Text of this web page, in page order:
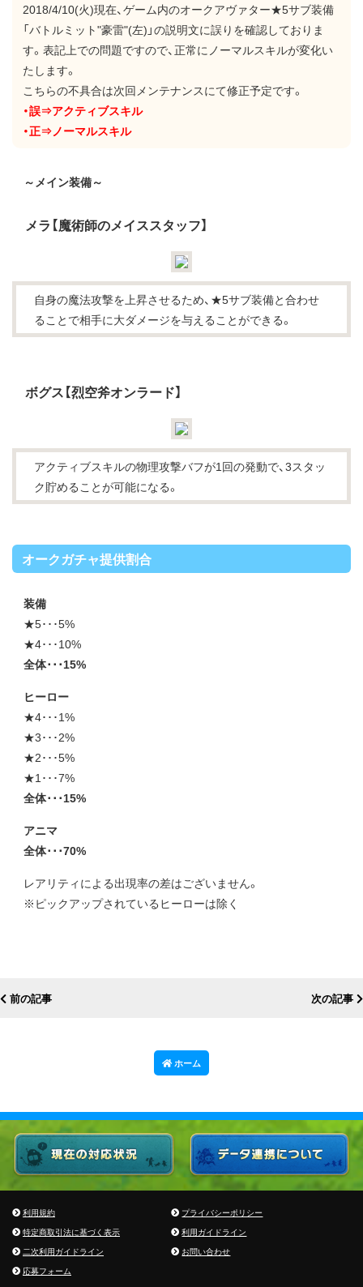
2018/4/10(火)現在、ゲーム内のオークアヴァター★5サブ装備
「バトルミット"豪雷"(左)」の説明文に誤りを確認しておりま
す。表記上での問題ですので、正常にノーマルスキルが変化い
たします。
こちらの不具合は次回メンテナンスにて修正予定です。
・誤⇒アクティブスキル
・正⇒ノーマルスキル
～メイン装備～
メラ【魔術師のメイススタッフ】
自身の魔法攻撃を上昇させるため、★5サブ装備と合わせ
ることで相手に大ダメージを与えることができる。
ボグス【烈空斧オンラード】
アクティブスキルの物理攻撃バフが1回の発動で、3スタッ
ク貯めることが可能になる。
オークガチャ提供割合
装備
★5･･･5%
★4･･･10%
全体･･･15%
ヒーロー
★4･･･1%
★3･･･2%
★2･･･5%
★1･･･7%
全体･･･15%
アニマ
全体･･･70%
レアリティによる出現率の差はございません。
※ピックアップされているヒーローは除く
前の記事 次の記事
ホーム
利用規約
プライバシーポリシー
特定商取引法に基づく表示
利用ガイドライン
二次利用ガイドライン
お問い合わせ
応募フォーム